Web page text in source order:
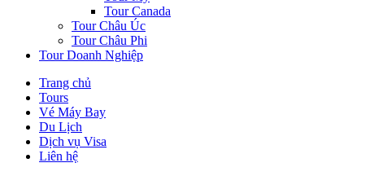
Tour Canada
Tour Châu Úc
Tour Châu Phi
Tour Doanh Nghiệp
Trang chủ
Tours
Vé Máy Bay
Du Lịch
Dịch vụ Visa
Liên hệ